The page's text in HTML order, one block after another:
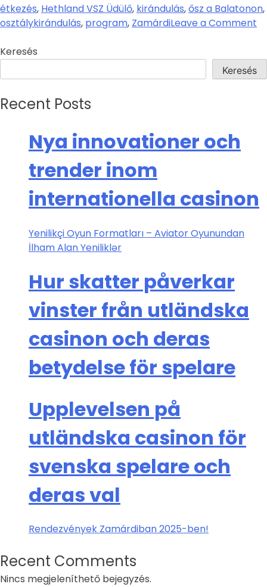
étkezés, Hethland VSZ Üdülő, kirándulás,ősz a Balatonon,
osztálykirándulás, program, ZamárdiLeave a Comment
Keresés
Keresés
Recent Posts
Nya innovationer och
trender inom
internationella casinon
Yenilikçi Oyun Formatları – Aviator Oyunundan
İlham Alan Yeniliklər
Hur skatter påverkar
vinster från utländska
casinon och deras
betydelse för spelare
Upplevelsen på
utländska casinon för
svenska spelare och
deras val
Rendezvények Zamárdiban 2025-ben!
Recent Comments
Nincs megjeleníthető bejegyzés.